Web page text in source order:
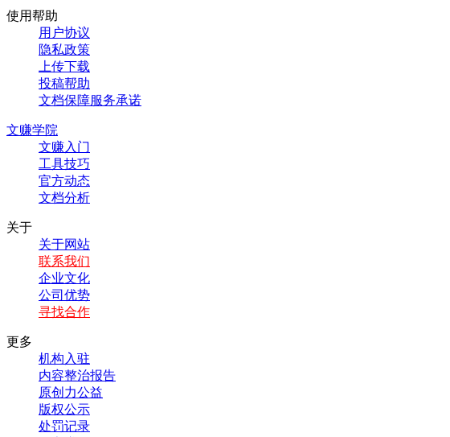
使用帮助
用户协议
隐私政策
上传下载
投稿帮助
文档保障服务承诺
文赚学院
文赚入门
工具技巧
官方动态
文档分析
关于
关于网站
联系我们
企业文化
公司优势
寻找合作
更多
机构入驻
内容整治报告
原创力公益
版权公示
处罚记录